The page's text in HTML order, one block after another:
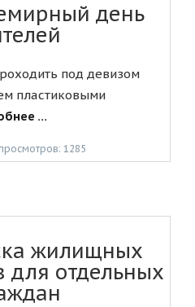
день
под девизом
пластиковыми
...
1285
жилищных
для отдельных